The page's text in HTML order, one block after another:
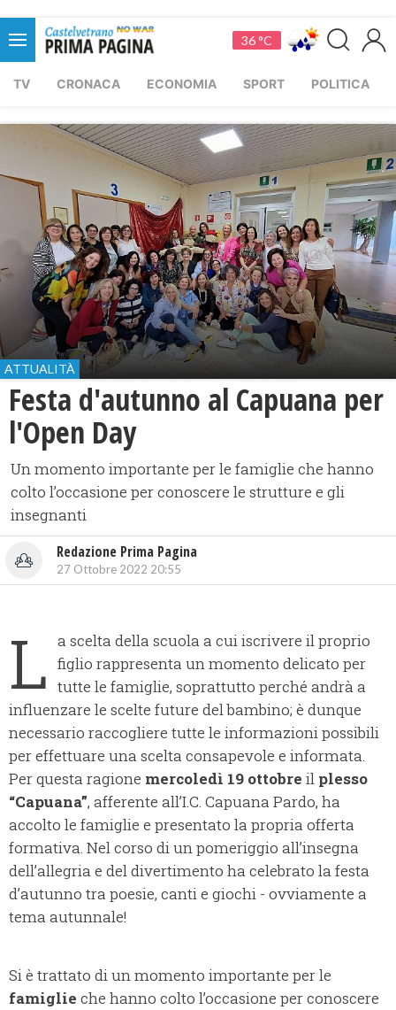
36 °C
TV CRONACA ECONOMIA SPORT POLITICA
ATTUALITÀ
Festa d'autunno al Capuana per
l'Open Day
Un momento importante per le famiglie che hanno
colto l’occasione per conoscere le strutture e gli
insegnanti
Redazione Prima Pagina
27 Ottobre 2022 20:55
L a scelta della scuola a cui iscrivere il proprio
figlio rappresenta un momento delicato per
tutte le famiglie, soprattutto perché andrà a
influenzare le scelte future del bambino; è dunque
necessario raccogliere tutte le informazioni possibili
per effettuare una scelta consapevole e informata.
Per questa ragione mercoledì 19 ottobre il plesso
“Capuana”, afferente all’I.C. Capuana Pardo, ha
accolto le famiglie e presentato la propria offerta
formativa. Nel corso di un pomeriggio all’insegna
dell’allegria e del divertimento ha celebrato la festa
d’autunno tra poesie, canti e giochi - ovviamente a
tema autunnale!
Si è trattato di un momento importante per le
famiglie che hanno colto l’occasione per conoscere